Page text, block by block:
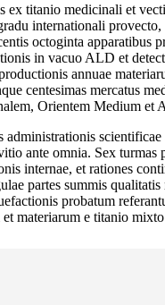
ex titanio medicinali et
internationali
octoginta apparatibus
in vacuo ALD et
annuae
centesimas mercatus
Orientem Medium et
administrationis
ante omnia. Sex
internae, et rationes
partes summis
probatum
materiarum e titanio